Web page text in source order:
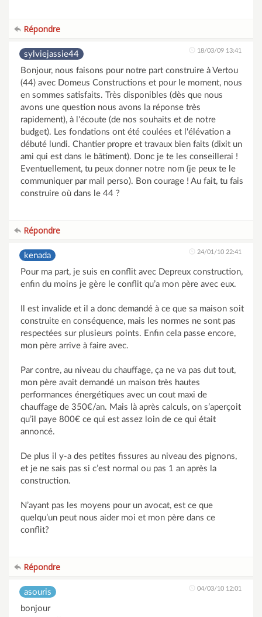
Répondre
sylviejassie44 18/03/09 13:41
Bonjour, nous faisons pour notre part construire à Vertou
(44) avec Domeus Constructions et pour le moment, nous
en sommes satisfaits. Très disponibles (dès que nous
avons une question nous avons la réponse très
rapidement), à l'écoute (de nos souhaits et de notre
budget). Les fondations ont été coulées et l'élévation a
débuté lundi. Chantier propre et travaux bien faits (dixit un
ami qui est dans le bâtiment). Donc je te les conseillerai !
Eventuellement, tu peux donner notre nom (je peux te le
communiquer par mail perso). Bon courage ! Au fait, tu fais
construire où dans le 44 ?
Répondre
kenada 24/01/10 22:41
Pour ma part, je suis en conflit avec Depreux construction,
enfin du moins je gère le conflit qu’a mon père avec eux.
Il est invalide et il a donc demandé à ce que sa maison soit
construite en conséquence, mais les normes ne sont pas
respectées sur plusieurs points. Enfin cela passe encore,
mon père arrive à faire avec.
Par contre, au niveau du chauffage, ça ne va pas dut tout,
mon père avait demandé un maison très hautes
performances énergétiques avec un cout maxi de
chauffage de 350€/an. Mais là après calculs, on s’aperçoit
qu’il paye 800€ ce qui est assez loin de ce qui était
annoncé.
De plus il y-a des petites fissures au niveau des pignons,
et je ne sais pas si c’est normal ou pas 1 an après la
construction.
N’ayant pas les moyens pour un avocat, est ce que
quelqu’un peut nous aider moi et mon père dans ce
conflit?
Répondre
asouris 04/03/10 12:01
bonjour